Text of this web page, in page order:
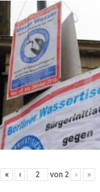
« ‹ von 2 › »